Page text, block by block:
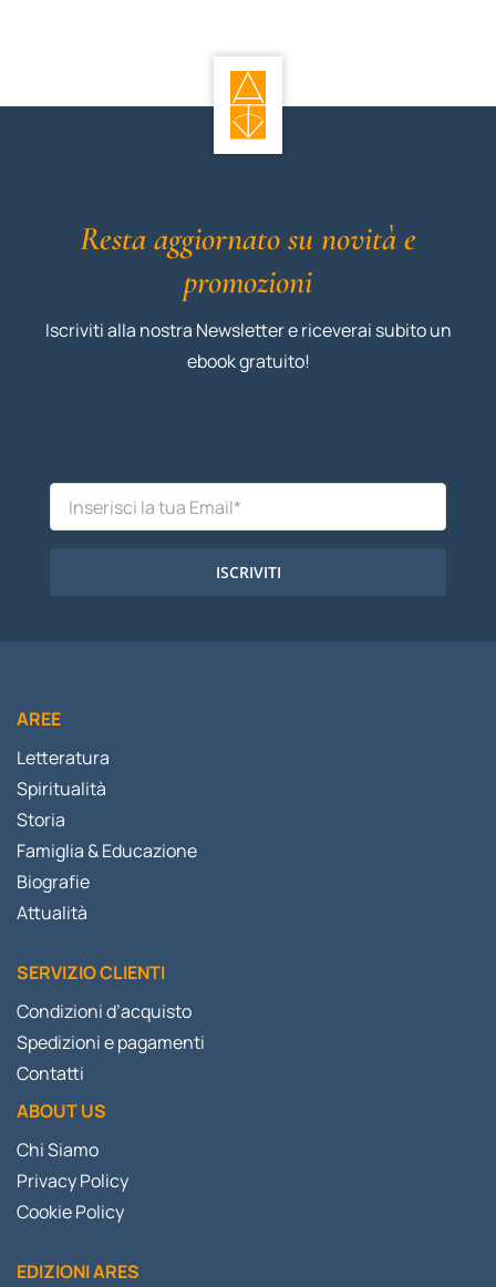
Resta aggiornato su novità e
promozioni
Iscriviti alla nostra Newsletter e riceverai subito un
ebook gratuito!
ISCRIVITI
AREE
Letteratura
Spiritualità
Storia
Famiglia & Educazione
Biografie
Attualità
SERVIZIO CLIENTI
Condizioni d’acquisto
Spedizioni e pagamenti
Contatti
ABOUT US
Chi Siamo
Privacy Policy
Cookie Policy
EDIZIONI ARES